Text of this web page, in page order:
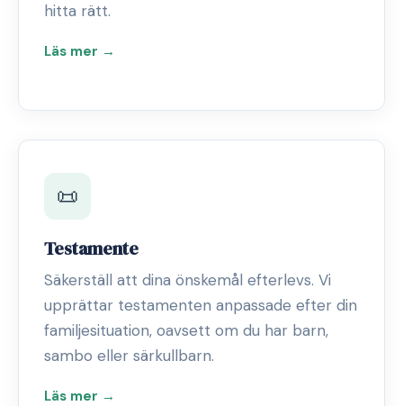
hitta rätt.
Läs mer →
📜
Testamente
Säkerställ att dina önskemål efterlevs. Vi
upprättar testamenten anpassade efter din
familjesituation, oavsett om du har barn,
sambo eller särkullbarn.
Läs mer →